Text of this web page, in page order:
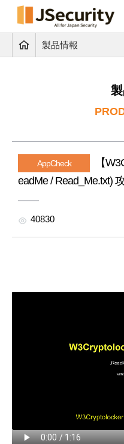
製品情報
AppCheck
【
eadMe / Read_Me.txt)
40830